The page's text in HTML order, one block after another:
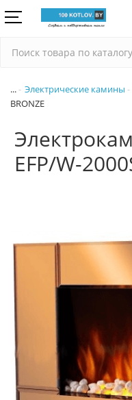
... Электрические камины
BRONZE
EFP/W-